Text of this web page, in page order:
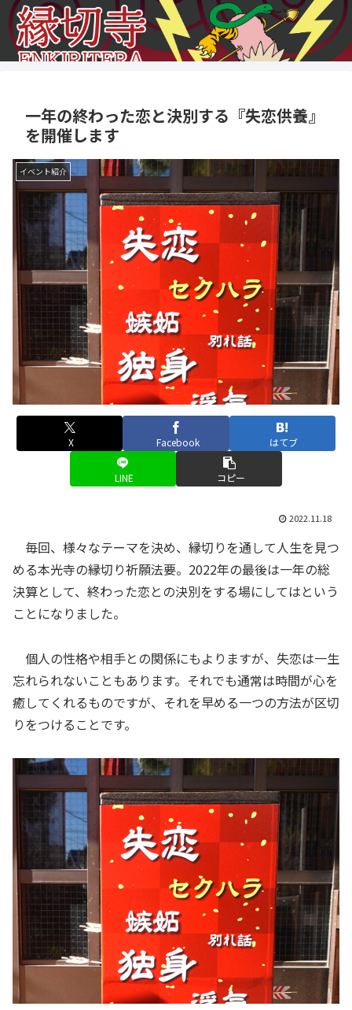
一年の終わった恋と決別する『失恋供養』
を開催します
イベント紹介
X Facebook はてブ
LINE コピー
2022.11.18
毎回、様々なテーマを決め、縁切りを通して人生を見つ
める本光寺の縁切り祈願法要。2022年の最後は一年の総
決算として、終わった恋との決別をする場にしてはという
ことになりました。
個人の性格や相手との関係にもよりますが、失恋は一生
忘れられないこともあります。それでも通常は時間が心を
癒してくれるものですが、それを早める一つの方法が区切
りをつけることです。